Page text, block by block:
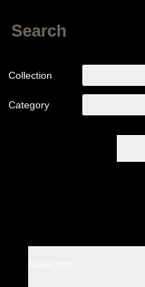
Search
Collection
Category